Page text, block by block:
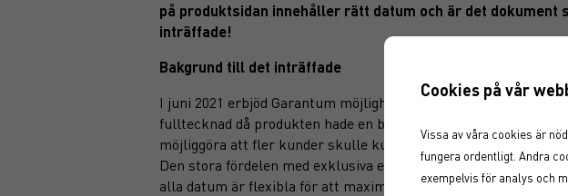
på produktsidan innehåller rätt datum och är det
inträffade!
Bakgrund till det inträffade
I juni 2021 erbjöd Garantum möjlighet till teckning i GS AC Sv
fulltecknad då produkten hade en begränsning i hur stor
möjliggöra att fler kunder skulle kunna teckna ersattes denna
Den stora fördelen med exklusiva erbjudanden är att det är
alla datum är flexibla för att maximera möjligheten till goda
Cookies på vår
Vissa av våra cookies är
fungera ordentligt. Andra
exempelvis för analys och